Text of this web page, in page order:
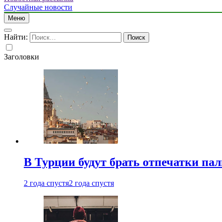
Случайные новости
Меню
Найти:
Заголовки
В Турции будут брать отпечатки
2 года спустя2 года спустя